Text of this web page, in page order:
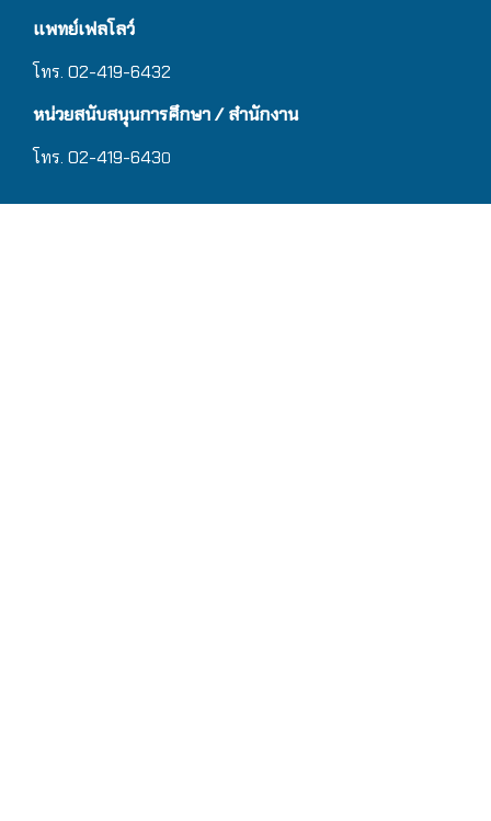
แพทย์เฟลโลว์
โทร. 02-419-6432
หน่วยสนับสนุนการศึกษา / สำนักงาน
โทร. 02-419-6430